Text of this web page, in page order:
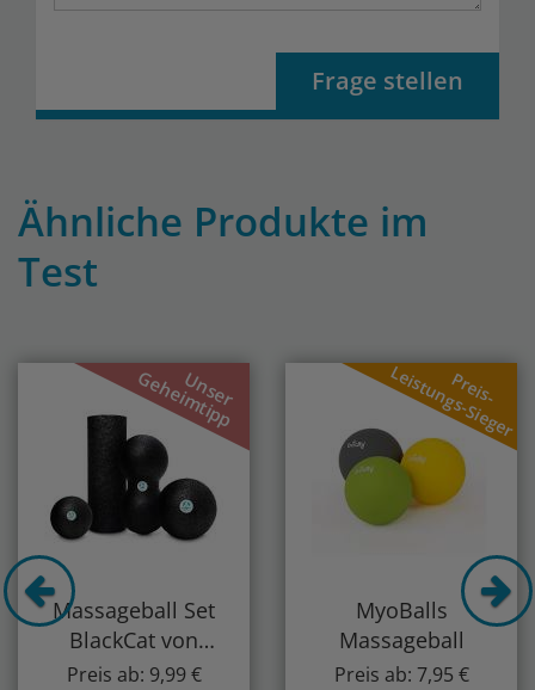
Frage stellen
Ähnliche Produkte im
Test
Unser
Geheimtipp
Massageball Set
BlackCat von
DoYourSports
Preis ab: 9,99 €
Preis-
Leistungs-Sieger
MyoBalls
Massageball
Preis ab: 7,95 €
Previous